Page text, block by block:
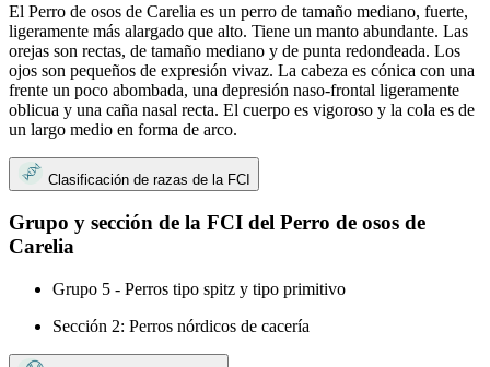
El Perro de osos de Carelia es un perro de tamaño mediano, fuerte,
ligeramente más alargado que alto. Tiene un manto abundante. Las
orejas son rectas, de tamaño mediano y de punta redondeada. Los
ojos son pequeños de expresión vivaz. La cabeza es cónica con una
frente un poco abombada, una depresión naso-frontal ligeramente
oblicua y una caña nasal recta. El cuerpo es vigoroso y la cola es de
un largo medio en forma de arco.
Clasificación de razas de la FCI
Grupo y sección de la FCI del Perro de osos de
Carelia
Grupo 5 - Perros tipo spitz y tipo primitivo
Sección 2: Perros nórdicos de cacería